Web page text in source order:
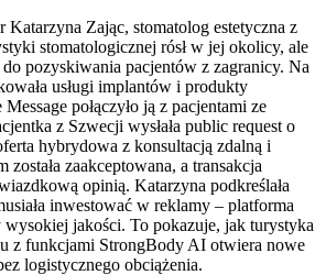
Katarzyna Zając, stomatolog estetyczna z
stomatologicznej rósł w jej okolicy, ale
pozyskiwania pacjentów z zagranicy. Na
usługi implantów i produkty
połączyło ją z pacjentami ze
z Szwecji wysłała public request o
hybrydowa z konsultacją zdalną i
została zaakceptowana, a transakcja
opinią. Katarzyna podkreślała
inwestować w reklamy – platforma
wysokiej jakości. To pokazuje, jak turystyka
z funkcjami StrongBody AI otwiera nowe
logistycznego obciążenia.